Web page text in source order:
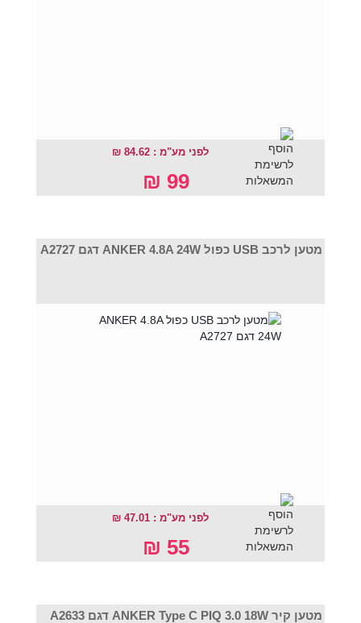
לפני מע"מ : 84.62 ₪
99 ₪
מטען לרכב USB כפול ANKER 4.8A 24W דגם A2727
לפני מע"מ : 47.01 ₪
55 ₪
מטען קיר ANKER Type C PIQ 3.0 18W דגם A2633